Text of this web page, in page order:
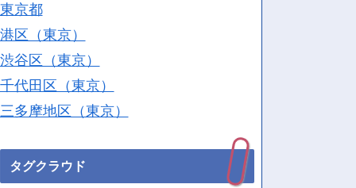
東京都
港区（東京）
渋谷区（東京）
千代田区（東京）
三多摩地区（東京）
タグクラウド